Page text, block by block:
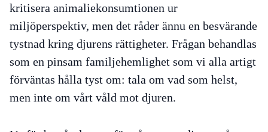
kritisera animaliekonsumtionen ur
miljöperspektiv, men det råder ännu en besvärande
tystnad kring djurens rättigheter. Frågan behandlas
som en pinsam familjehemlighet som vi alla artigt
förväntas hålla tyst om: tala om vad som helst,
men inte om vårt våld mot djuren.